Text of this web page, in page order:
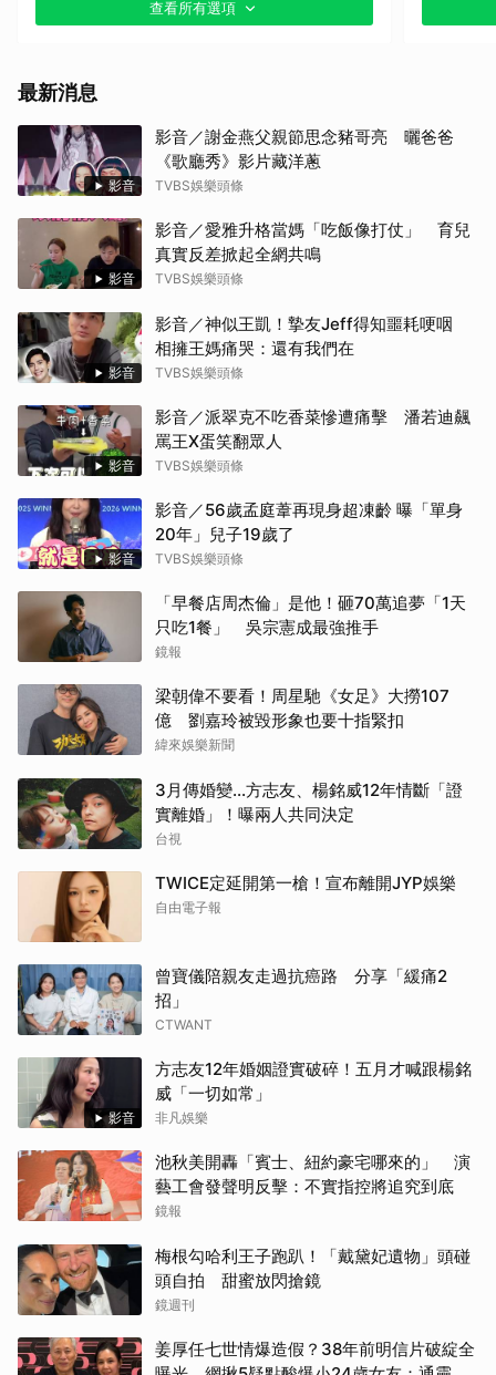
查看所有選項
最新消息
影音
影音／謝金燕父親節思念豬哥亮 曬爸爸
《歌廳秀》影片藏洋蔥
TVBS娛樂頭條
影音
影音／愛雅升格當媽「吃飯像打仗」 育兒
真實反差掀起全網共鳴
TVBS娛樂頭條
影音
影音／神似王凱！摯友Jeff得知噩耗哽咽
相擁王媽痛哭：還有我們在
TVBS娛樂頭條
影音
影音／派翠克不吃香菜慘遭痛擊 潘若迪飆
罵王X蛋笑翻眾人
TVBS娛樂頭條
影音
影音／56歲孟庭葦再現身超凍齡 曝「單身
20年」兒子19歲了
TVBS娛樂頭條
「早餐店周杰倫」是他！砸70萬追夢「1天
只吃1餐」 吳宗憲成最強推手
鏡報
梁朝偉不要看！周星馳《女足》大撈107
億 劉嘉玲被毀形象也要十指緊扣
緯來娛樂新聞
3月傳婚變...方志友、楊銘威12年情斷「證
實離婚」！曝兩人共同決定
台視
TWICE定延開第一槍！宣布離開JYP娛樂
自由電子報
曾寶儀陪親友走過抗癌路 分享「緩痛2
招」
CTWANT
影音
方志友12年婚姻證實破碎！五月才喊跟楊銘
威「一切如常」
非凡娛樂
池秋美開轟「賓士、紐約豪宅哪來的」 演
藝工會發聲明反擊：不實指控將追究到底
鏡報
梅根勾哈利王子跑趴！「戴黛妃遺物」頭碰
頭自拍 甜蜜放閃搶鏡
鏡週刊
姜厚任七世情爆造假？38年前明信片破綻全